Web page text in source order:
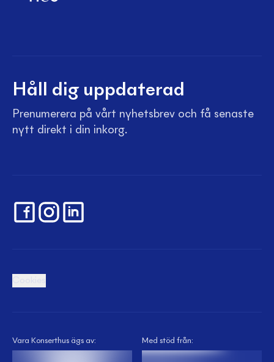
Håll dig uppdaterad
Prenumerera på vårt nyhetsbrev och få senaste
nytt direkt i din inkorg.
Vara Konserthus ägs av: Med stöd från: